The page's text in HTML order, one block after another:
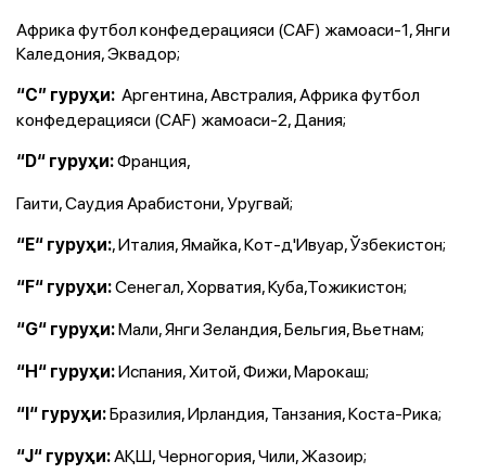
Африка футбол конфедерацияси (CAF) жамоаси-1, Янги
Каледония, Эквадор;
“C” гуруҳи: Аргентина, Австралия, Африка футбол
конфедерацияси (CAF) жамоаси-2, Дания;
“D“ гуруҳи:Франция,
Гаити, Саудия Арабистони, Уругвай;
“E“ гуруҳи:, Италия, Ямайка, Кот-д'Ивуар, Ўзбекистон;
“F“ гуруҳи:Сенегал, Хорватия, Куба,Тожикистон;
“G“ гуруҳи:Мали, Янги Зеландия, Бельгия, Вьетнам;
“H“ гуруҳи:Испания, Хитой, Фижи, Марокаш;
“I“ гуруҳи:Бразилия, Ирландия, Танзания, Коста-Рика;
“J“ гуруҳи:АҚШ, Черногория, Чили, Жазоир;